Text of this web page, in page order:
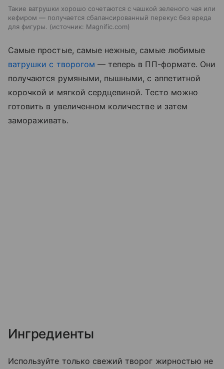
Такие ватрушки хорошо сочетаются с чашкой зеленого чая или
кефиром — получается сбалансированный перекус без вреда
для фигуры.
источник: Magnific.com
Самые простые, самые нежные, самые любимые
ватрушки с творогом — теперь в ПП-формате. Они
получаются румяными, пышными, с аппетитной
корочкой и мягкой сердцевиной. Тесто можно
готовить в увеличенном количестве и затем
замораживать.
Ингредиенты
Используйте только свежий творог жирностью не